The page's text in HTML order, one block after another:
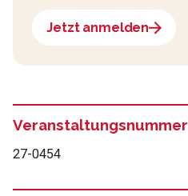
Jetzt anmelden
Veranstaltungsnummer
27-0454